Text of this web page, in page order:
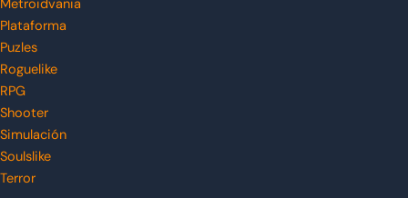
Metroidvania
Plataforma
Puzles
Roguelike
RPG
Shooter
Simulación
Soulslike
Terror